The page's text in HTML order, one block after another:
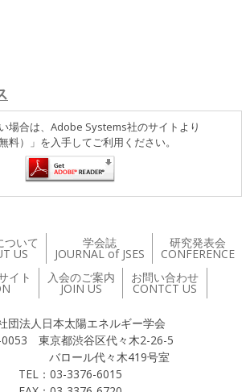
場合は、Adobe Systems社のサイトより
料）」を入手してご利用ください。
ついて
US
学会誌
JOURNAL of JSES
研究発表会
CONFERENCE
イト
入会のご案内
JOIN US
お問い合わせ
CONTCT US
団法人日本太陽エネルギー学会
0053 東京都渋谷区代々木2-26-5
ール代々木419号室
TEL：03-3376-6015